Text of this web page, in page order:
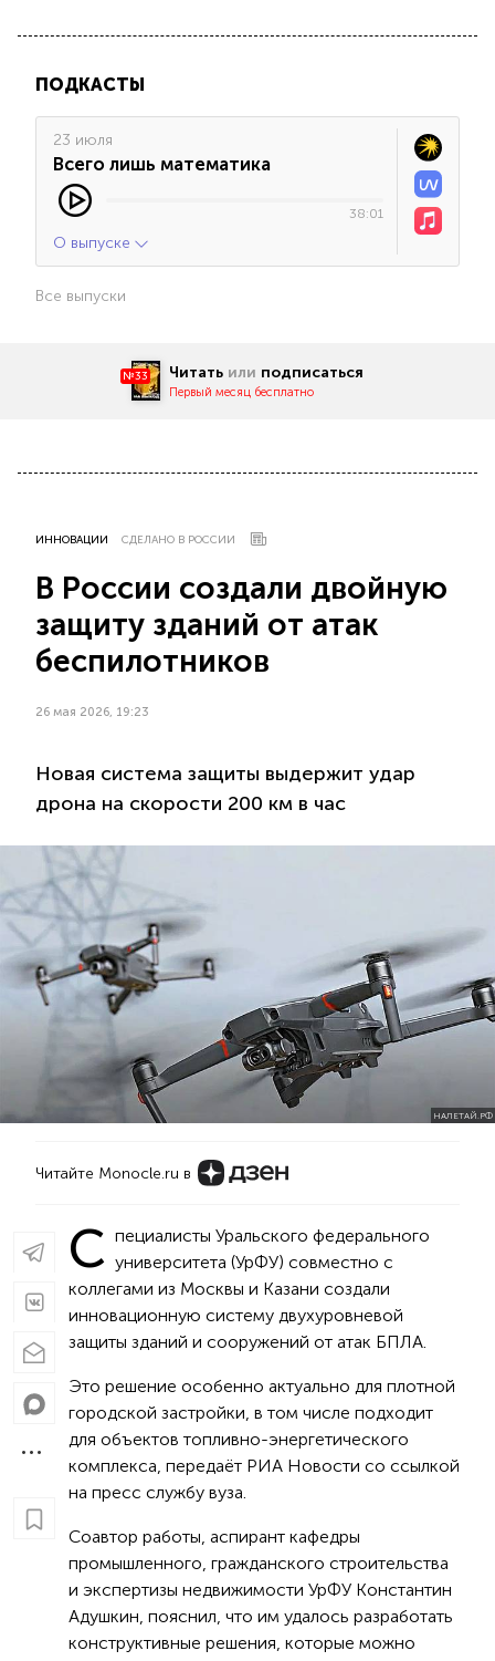
ПОДКАСТЫ
23 июля
Всего лишь математика
38:01
О выпуске
Все выпуски
№33 Читать или подписаться
Первый месяц бесплатно
ИННОВАЦИИ СДЕЛАНО В РОССИИ
В России создали двойную
защиту зданий от атак
беспилотников
26 мая 2026, 19:23
Новая система защиты выдержит удар
дрона на скорости 200 км в час
НАЛЕТАЙ.РФ
Читайте Monocle.ru в
С пециалисты Уральского федерального
университета (УрФУ) совместно с
коллегами из Москвы и Казани создали
инновационную систему двухуровневой
защиты зданий и сооружений от атак БПЛА.
Это решение особенно актуально для плотной
городской застройки, в том числе подходит
для объектов топливно-энергетического
комплекса, передаёт РИА Новости со ссылкой
на пресс службу вуза.
Соавтор работы, аспирант кафедры
промышленного, гражданского строительства
и экспертизы недвижимости УрФУ Константин
Адушкин, пояснил, что им удалось разработать
конструктивные решения, которые можно